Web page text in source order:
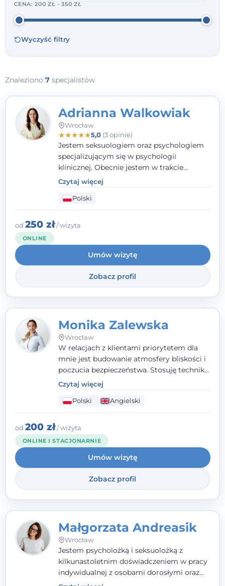
CENA:200 ZŁ - 350 ZŁ
Wyczyść filtry
Znaleziono 7 specjalistów
Adrianna Walkowiak
Wrocław
★★★★★5,0(3 opinie)
Jestem seksuologiem oraz psychologiem
specjalizującym się w psychologii
klinicznej. Obecnie jestem w trakcie
szkolenia na psychoterapeutę
systemowego. Posiadam status członka
nadzwyczajnego Wielkopolskiego
TowarzystwaTerapii Systemowejoraz
należę do Polskiego Towarzystwa
pierwszym miejscu stawiam budowanie
atmosfery bezpieczeństwa i zrozumienia w
relacjach z Klientami. Istotna dla nie jest
również koncentracja na dostępnych
zasobach.
Czytaj więcej
Polski
od 250 zł/ wizyta
ONLINE
Umów wizytę
Zobacz profil
Monika Zalewska
Wrocław
W relacjach z klientami priorytetem dla
mnie jest budowanie atmosfery bliskości i
poczucia bezpieczeństwa. Stosuję techniki
poznawczo-behawioralne oraz metody,
które koncentrują się na rozwiązaniach
(TSR). Te polegają na osiąganiu
zamierzonych celów (doprowadzeniu do
rozwiązania trudnych sytuacji) poprzez
identyfikowanie i wzmacnianie zasobów
oraz mocnych stron klienta. W swojej
pracy korzystam także z metod dialogu
motywacyjnego itreningu uważności.
Czytaj więcej
Polski Angielski
od 200 zł/ wizyta
ONLINE I STACJONARNIE
Umów wizytę
Zobacz profil
Małgorzata Andreasik
Wrocław
Jestem psycholożką i seksuolożką z
kilkunastoletnim doświadczeniem w pracy
indywidualnej z osobami dorosłymi oraz
parami. Specjalizuję się w obszarze zdrowia